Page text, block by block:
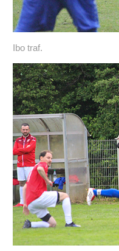
Ibo traf.